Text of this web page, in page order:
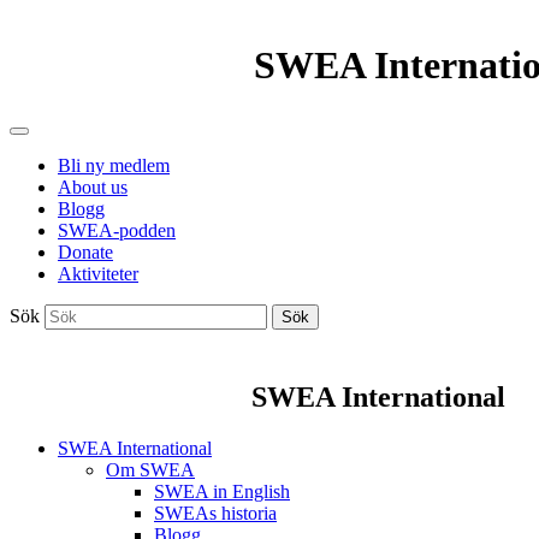
SWEA
Bli ny medlem
About us
Blogg
SWEA-podden
Donate
Aktiviteter
Sök Sök
SWEA International
SWEA International
Om SWEA
SWEA in English
SWEAs historia
Blogg